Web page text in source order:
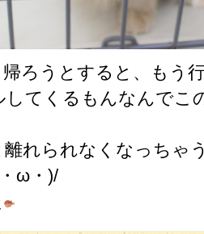
ろうとすると、もう
てくるもんなんでこ
れられなくなっちゃ
ω・)/